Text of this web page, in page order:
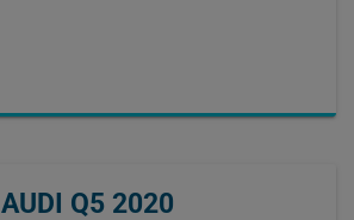
AUDI Q5 2020